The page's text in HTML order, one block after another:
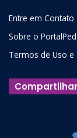
Entre em Contato
Sobre o PortalPed
Termos de Uso e